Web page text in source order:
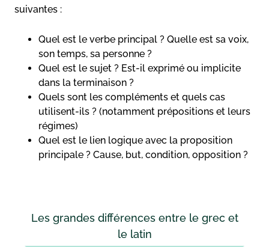
suivantes :
Quel est le verbe principal ? Quelle est sa voix,
son temps, sa personne ?
Quel est le sujet ? Est-il exprimé ou implicite
dans la terminaison ?
Quels sont les compléments et quels cas
utilisent-ils ? (notamment prépositions et leurs
régimes)
Quel est le lien logique avec la proposition
principale ? Cause, but, condition, opposition ?
Les grandes différences entre le grec et
le latin